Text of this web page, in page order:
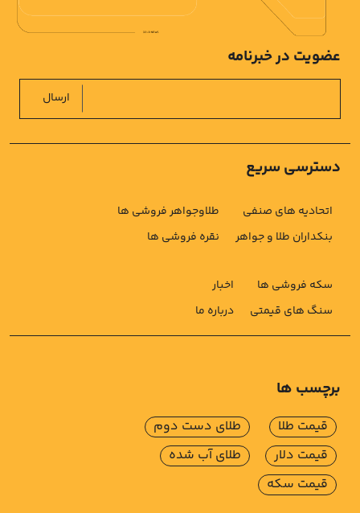
دسترسی سریع
اتحادیه های صنفی
بنکداران طلا و جواهر
طلاوجواهر فروشی ها
نقره فروشی ها
سکه فروشی ها
سنگ های قیمتی
اخبار
درباره ما
عضویت در خبرنامه
ارسال
برچسب ها
قیمت طلا
قیمت دلار
قیمت سکه
طلای دست دوم
طلای آب شده